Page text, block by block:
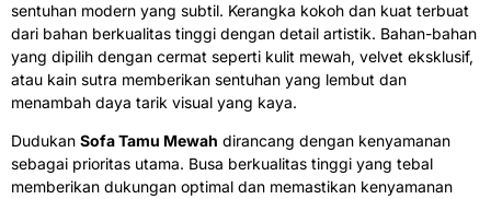
sentuhan modern yang subtil. Kerangka kokoh dan kuat terbuat
dari bahan berkualitas tinggi dengan detail artistik. Bahan-bahan
yang dipilih dengan cermat seperti kulit mewah, velvet eksklusif,
atau kain sutra memberikan sentuhan yang lembut dan
menambah daya tarik visual yang kaya.
Dudukan Sofa Tamu Mewah dirancang dengan kenyamanan
sebagai prioritas utama. Busa berkualitas tinggi yang tebal
memberikan dukungan optimal dan memastikan kenyamanan